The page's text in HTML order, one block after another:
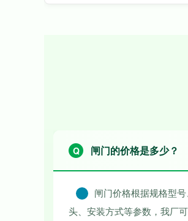
闸门的价格是多少？
闸门价格根据规格型
头、安装方式等参数，我厂